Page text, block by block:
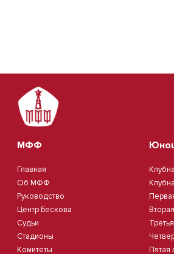
МФФ
Главная
Об МФФ
Руководство
Центр Бескова
Судьи
Стадионы
Комитеты
Пятая